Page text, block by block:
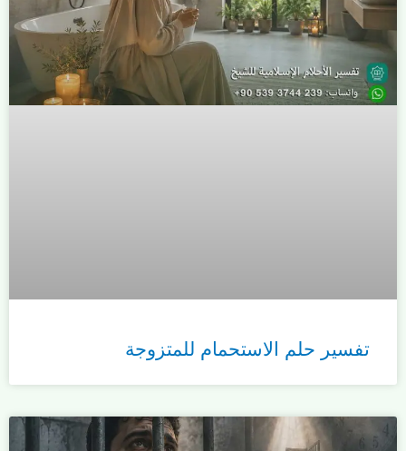
تفسير حلم الاستحمام للمتزوجة